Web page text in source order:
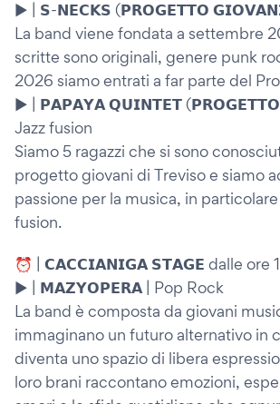
▶️ | 𝗦-𝗡𝗘𝗖𝗞𝗦 (𝗣𝗥𝗢𝗚𝗘𝗧𝗧𝗢
La band viene fondata a settembre
scritte sono originali, genere punk
2026 siamo entrati a far parte del
▶️ | 𝗣𝗔𝗣𝗔𝗬𝗔 𝗤𝗨𝗜𝗡𝗧𝗘𝗧 (𝗣𝗥𝗢𝗚𝗘𝗧𝗧𝗢
Jazz fusion
Siamo 5 ragazzi che si sono
progetto giovani di Treviso e siamo
passione per la musica, in
fusion.
⏰ | 𝗖𝗔𝗖𝗖𝗜𝗔𝗡𝗜𝗚𝗔 𝗦𝗧𝗔𝗚𝗘 dalle ore
▶️ | 𝗠𝗔𝗭𝗬𝗢𝗣𝗘𝗥𝗔 | Pop Rock
La band è composta da giovani
immaginano un futuro alternativo in
diventa uno spazio di libera
loro brani raccontano emozioni,